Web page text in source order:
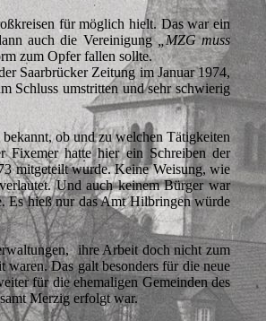
für möglich hielt. Das war ein
auch die Vereinigung„MZG muss
zum Opfer fallen sollte.
Saarbrücker Zeitung im Januar 1974,
Schluss umstritten und sehr schwierig
ob und zu welchen Tätigkeiten
Fixemer hatte hier ein Schreiben der
mitgeteilt wurde. Keine Weisung, wie
Und auch keinem Bürger war
Es hieß nur das Amt Hilbringen würde
ihre Arbeit doch nicht zum
waren. Das galt besonders für die neue
für die ehemaligen Gemeinden des
Merzig erfolgt war.